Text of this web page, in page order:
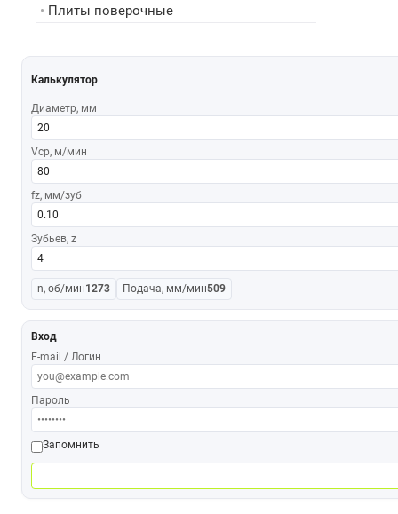
• Плиты поверочные
Калькулятор
Диаметр, мм
Vср, м/мин
fz, мм/зуб
Зубьев, z
n, об/мин1273 Подача, мм/мин509
Вход
E-mail / Логин
Пароль
Запомнить